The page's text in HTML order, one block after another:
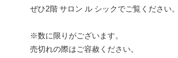
ぜひ2階 サロン ル シックでご覧ください。
※数に限りがございます。
売切れの際はご容赦ください。